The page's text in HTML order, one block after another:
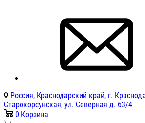
Россия, Краснодарский край, г.
Старокорсунская, ул. Северная д. 63/4
0 Корзина